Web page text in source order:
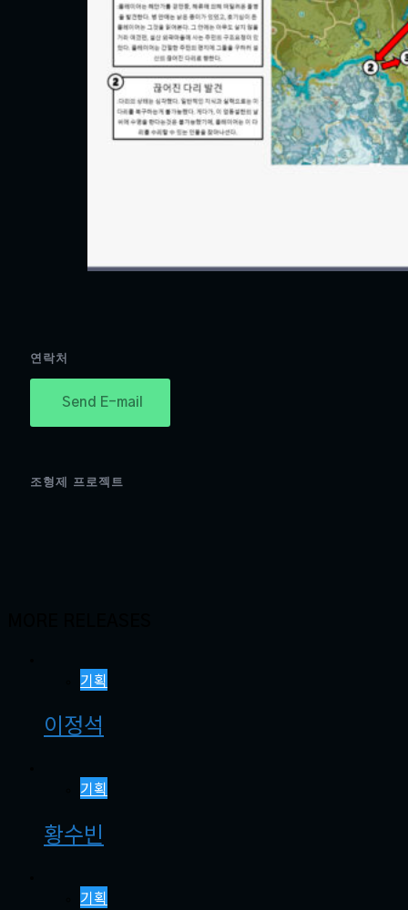
연락처
Send E-mail
조형제 프로젝트
기획
이정석
기획
황수빈
기획